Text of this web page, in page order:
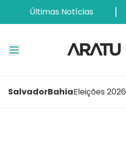
Últimas Notícias
SalvadorBahiaEleições 2026